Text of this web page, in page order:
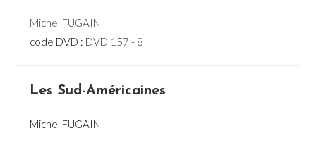
Michel FUGAIN
code DVD : DVD 157 - 8
Les Sud-Américaines
Michel FUGAIN